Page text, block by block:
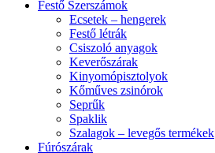
Festő Szerszámok
Ecsetek – hengerek
Festő létrák
Csiszoló anyagok
Keverőszárak
Kinyomópisztolyok
Kőműves zsinórok
Seprűk
Spaklik
Szalagok – levegős termékek
Fúrószárak